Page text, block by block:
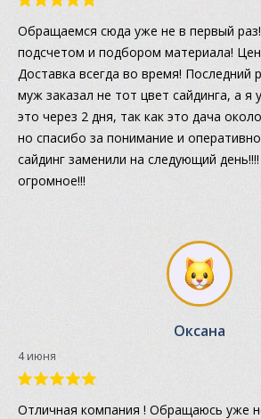
Обращаемся сюда уже не в первый
подсчетом и подбором материала!
Доставка всегда во время! Последний
муж заказал не тот цвет сайдинга, а я
это через 2 дня, так как это дача
но спасибо за понимание и
сайдинг заменили на следующий
огромное!!!
Оксана
4 июня
Отличная компания ! Обращаюсь уже